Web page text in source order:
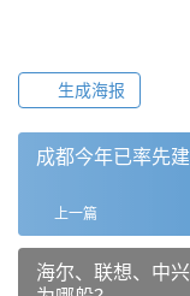
生成海报
成都今年已率先
上一篇
海尔、联想、中